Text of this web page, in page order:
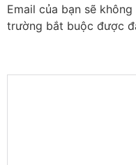
Email của bạn sẽ
trường bắt buộc được